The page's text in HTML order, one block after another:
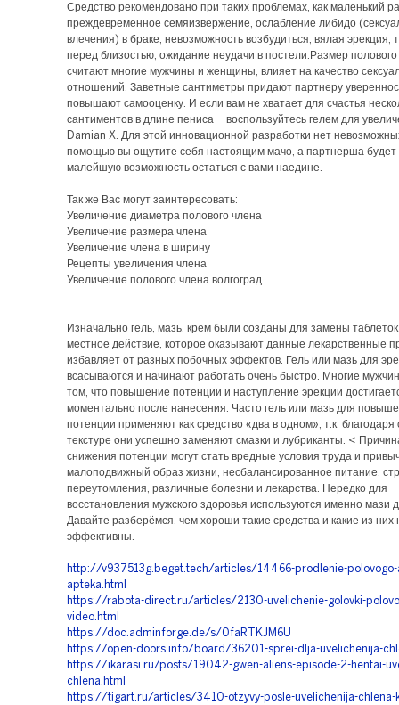
Средство рекомендовано при таких проблемах, как маленький
преждевременное семяизвержение, ослабление либидо
влечения) в браке, невозможность возбудиться, вялая эрекция,
перед близостью, ожидание неудачи в постели.Размер полового
считают многие мужчины и женщины, влияет на качество
отношений. Заветные сантиметры придают партнеру
повышают самооценку. И если вам не хватает для счастья
сантиментов в длине пениса – воспользуйтесь гелем для
Damian X. Для этой инновационной разработки нет
помощью вы ощутите себя настоящим мачо, а партнерша будет
малейшую возможность остаться с вами наедине.
Так же Вас могут заинтересовать:
Увеличение диаметра полового члена
Увеличение размера члена
Увеличение члена в ширину
Рецепты увеличения члена
Увеличение полового члена волгоград
Изначально гель, мазь, крем были созданы для замены
местное действие, которое оказывают данные лекарственные
избавляет от разных побочных эффектов. Гель или мазь для
всасываются и начинают работать очень быстро. Многие
том, что повышение потенции и наступление эрекции
моментально после нанесения. Часто гель или мазь для
потенции применяют как средство «два в одном», т.к. благодаря
текстуре они успешно заменяют смазки и лубриканты. <
снижения потенции могут стать вредные условия труда и
малоподвижный образ жизни, несбалансированное питание,
переутомления, различные болезни и лекарства. Нередко для
восстановления мужского здоровья используются именно мази
Давайте разберёмся, чем хороши такие средства и какие из них
эффективны.
http://v937513g.beget.tech/articles/14466-prodlenie-polovogo-
apteka.html
https://rabota-direct.ru/articles/2130-uvelichenie-golovki-
video.html
https://doc.adminforge.de/s/0faRTKJM6U
https://open-doors.info/board/36201-sprei-dlja-uvelichenija-
https://ikarasi.ru/posts/19042-gwen-aliens-episode-2-hentai-
chlena.html
https://tigart.ru/articles/3410-otzyvy-posle-uvelichenija-chlena-